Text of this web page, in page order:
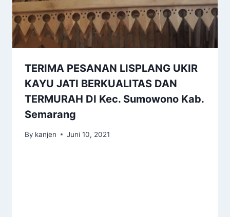
TERIMA PESANAN LISPLANG UKIR
KAYU JATI BERKUALITAS DAN
TERMURAH DI Kec. Sumowono Kab.
Semarang
By kanjen Juni 10, 2021